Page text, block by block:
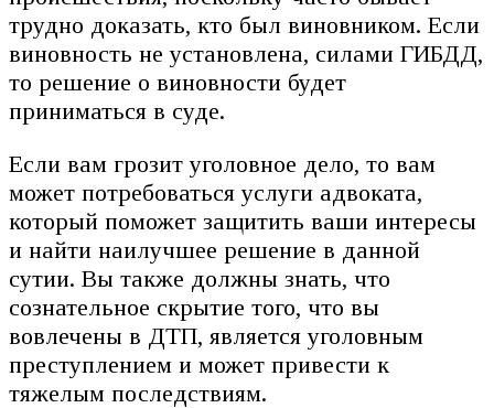
трудно доказать, кто был виновником. Если
виновность не установлена, силами ГИБДД,
то решение о виновности будет
приниматься в суде.
Если вам грозит уголовное дело, то вам
может потребоваться услуги адвоката,
который поможет защитить ваши интересы
и найти наилучшее решение в данной
сутии. Вы также должны знать, что
сознательное скрытие того, что вы
вовлечены в ДТП, является уголовным
преступлением и может привести к
тяжелым последствиям.